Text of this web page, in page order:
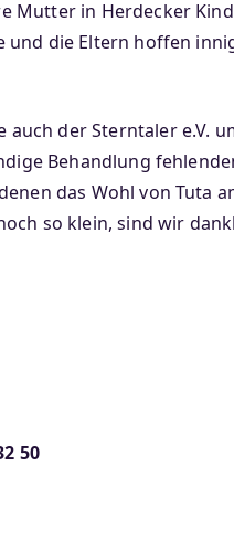
Mutter in Herdecker
und die Eltern hoffen
auch der Sterntaler e.V.
Behandlung
das Wohl von Tuta
so klein, sind wir
50